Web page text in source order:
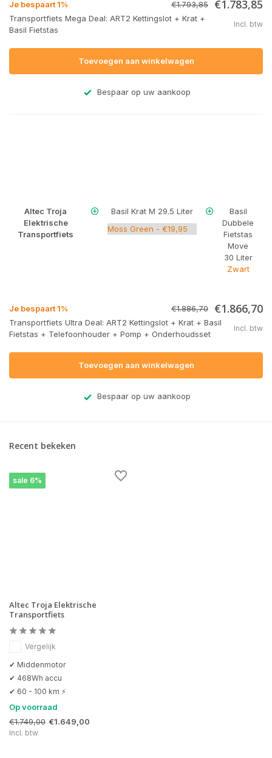
Je bespaart 1% €1.793,85 €1.783,85
Transportfiets Mega Deal: ART2 Kettingslot + Krat +
Basil Fietstas
Incl. btw
Toevoegen aan winkelwagen
Bespaar op uw aankoop
Altec Troja
Elektrische
Transportfiets
Basil Krat M 29.5 Liter
Basil
Dubbele
Fietstas
Move
30 Liter
Zwart
Je bespaart 1% €1.886,70 €1.866,70
Transportfiets Ultra Deal: ART2 Kettingslot + Krat + Basil
Fietstas + Telefoonhouder + Pomp + Onderhoudsset
Incl. btw
Toevoegen aan winkelwagen
Bespaar op uw aankoop
Recent bekeken
sale 6%
Altec Troja Elektrische
Transportfiets
Vergelijk
✔ Middenmotor
✔ 468Wh accu
✔ 60 - 100 km ⚡
Op voorraad
€1.749,00 €1.649,00
Incl. btw